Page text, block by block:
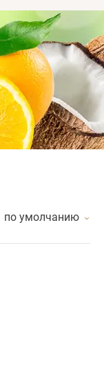
по умолчанию